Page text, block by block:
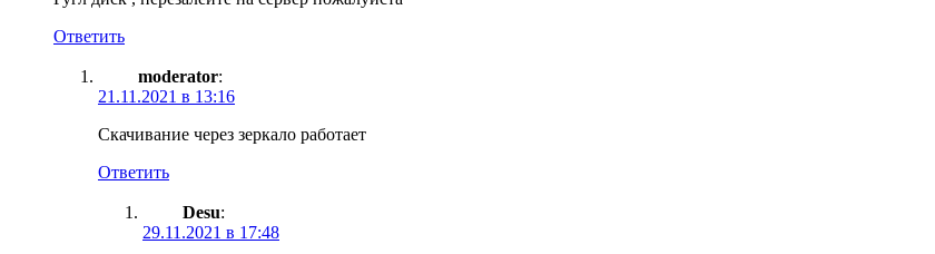
Ответить
moderator:
21.11.2021 в 13:16
Скачивание через зеркало работает
Ответить
Desu:
29.11.2021 в 17:48